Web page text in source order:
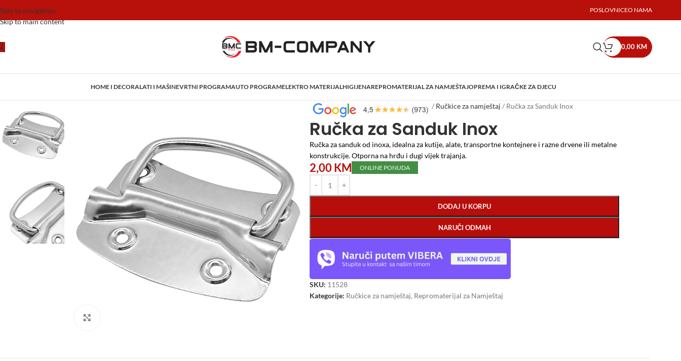
Skip to navigation
Skip to main content
POSLOVNICEO NAMA
0,00 KM
HOME I DECORALATI I MAŠINEVRTNI PROGRAMAUTO PROGRAMELEKTRO MATERIJALHIGIJENAREPROMATERIJAL ZA NAMJEŠTAJOPREMA I IGRAČKE ZA DJECU
Početna/Repromaterijal za Namještaj / Ručkice za namještaj / Ručka za Sanduk Inox
Ručka za Sanduk Inox
Ručka za sanduk od inoxa, idealna za kutije, alate, transportne kontejnere i razne drvene ili metalne
konstrukcije. Otporna na hrđu i dugi vijek trajanja.
2,00KM ONLINE PONUDA
DODAJ U KORPU
NARUČI ODMAH
SKU: 11528
Kategorije: Ručkice za namještaj, Repromaterijal za Namještaj